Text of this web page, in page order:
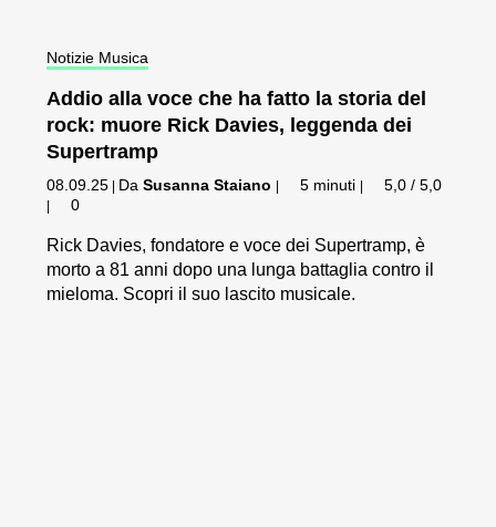
Notizie Musica
Addio alla voce che ha fatto la storia del
rock: muore Rick Davies, leggenda dei
Supertramp
08.09.25 | DaSusanna Staiano | 5 minuti | 5,0 / 5,0
| 0
Rick Davies, fondatore e voce dei Supertramp, è
morto a 81 anni dopo una lunga battaglia contro il
mieloma. Scopri il suo lascito musicale.